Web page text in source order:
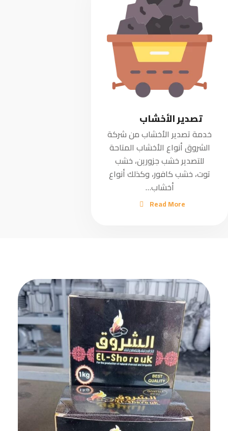
تصدير الأخشاب
خدمة تصدير الأخشاب من شركة
الشروق أنواع الأخشاب المتاحة
للتصدير خشب جزورين، خشب
توت، خشب كافور، وكذلك أنواع
أخشاب…
Read More